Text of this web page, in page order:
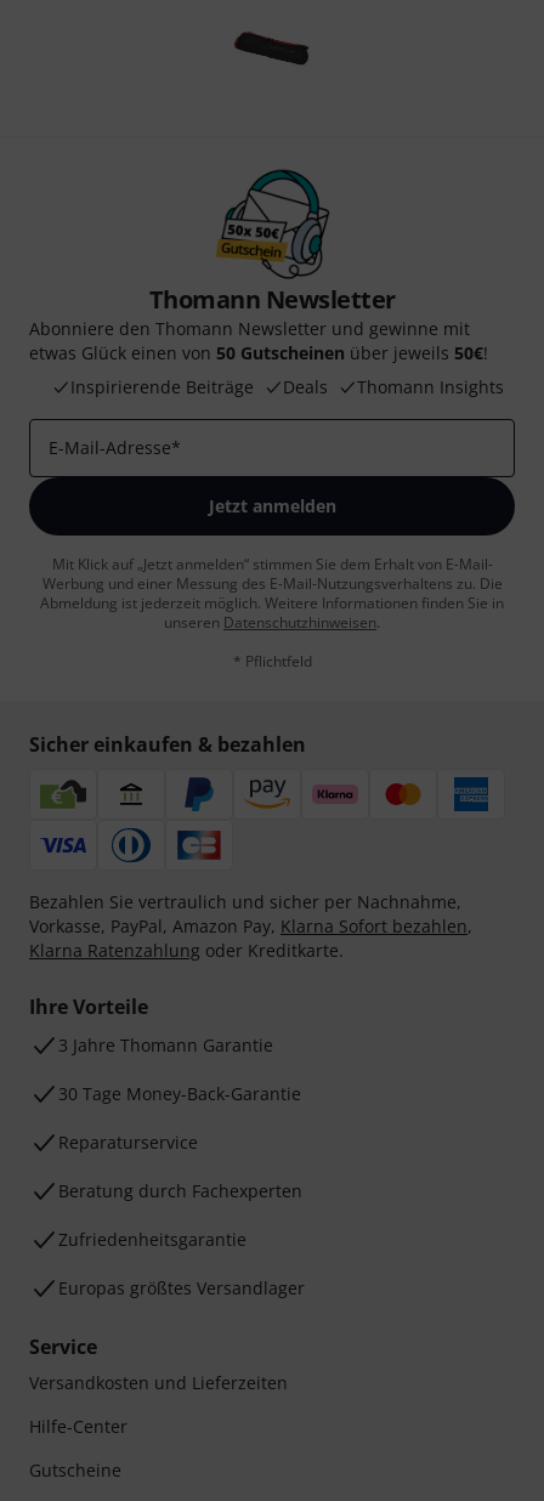
Thomann Newsletter
Abonniere den Thomann Newsletter und gewinne mit
etwas Glück einen von 50 Gutscheinen über jeweils 50€!
Inspirierende Beiträge
Deals Thomann Insights
E-Mail-Adresse*
Jetzt anmelden
Mit Klick auf „Jetzt anmelden“ stimmen Sie dem Erhalt von E-Mail-
Werbung und einer Messung des E-Mail-Nutzungsverhaltens zu. Die
Abmeldung ist jederzeit möglich. Weitere Informationen finden Sie in
unseren Datenschutzhinweisen.
* Pflichtfeld
Sicher einkaufen & bezahlen
Bezahlen Sie vertraulich und sicher per Nachnahme,
Vorkasse, PayPal, Amazon Pay, Klarna Sofort bezahlen,
Klarna Ratenzahlung oder Kreditkarte.
Ihre Vorteile
3 Jahre Thomann Garantie
30 Tage Money-Back-Garantie
Reparaturservice
Beratung durch Fachexperten
Zufriedenheitsgarantie
Europas größtes Versandlager
Service
Versandkosten und Lieferzeiten
Hilfe-Center
Gutscheine